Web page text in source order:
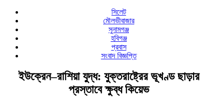
সিলেট
মৌলভীবাজার
সুনামগঞ্জ
হবিগঞ্জ
প্রবাস
সংবাদ বিজ্ঞপ্তি
ইউক্রেন–রাশিয়া যুদ্ধ: যুক্তরাষ্ট্রের ভূখণ্ড ছাড়ার
প্রস্তাবে ক্ষুব্ধ কিয়েভ